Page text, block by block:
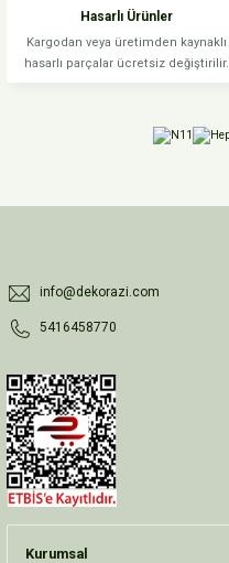
Hasarlı Ürünler
Kargodan veya üretimden kaynaklı
hasarlı parçalar ücretsiz değiştirilir.
info@dekorazi.com
5416458770
Kurumsal